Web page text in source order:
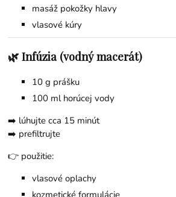
masáž pokožky hlavy
vlasové kúry
🌿 Infúzia (vodný macerát)
10 g prášku
100 ml horúcej vody
➡️ lúhujte cca 15 minút
➡️ prefiltrujte
👉 použitie:
vlasové oplachy
kozmetické formulácie